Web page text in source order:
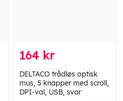
164 kr
DELTACO trådløs optisk
mus, 5 knapper med scroll,
DPI-val, USB, svar